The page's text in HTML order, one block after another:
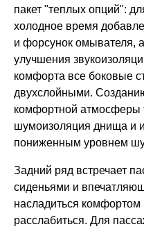
пакет "теплых опций":
холодное время
и форсунок омывателя,
улучшения
комфорта все боковые
двухслойными.
комфортной атмосферы
шумоизоляция днища и
пониженным уровнем
Задний ряд встречает
сиденьями и
насладиться
расслабиться. Для